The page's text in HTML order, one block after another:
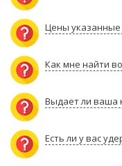
Цены указанные
Как мне найти
Выдает ли ваша
Есть ли у вас